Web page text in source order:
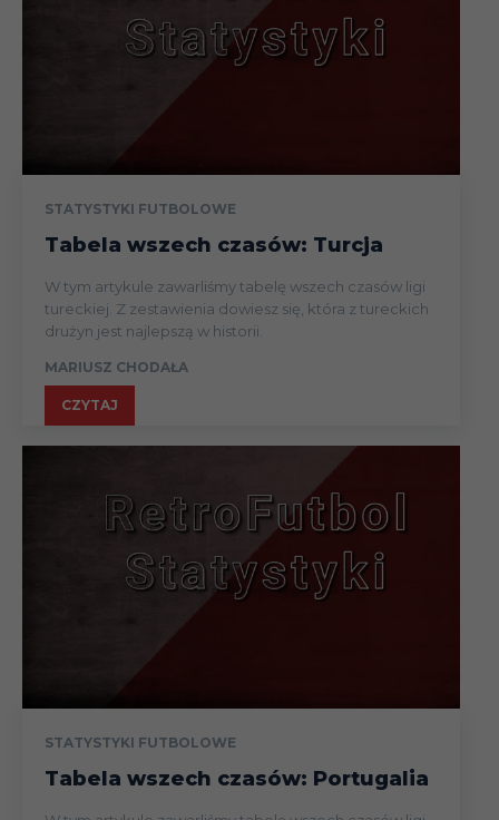
STATYSTYKI FUTBOLOWE
Tabela wszech czasów: Turcja
W tym artykule zawarliśmy tabelę wszech czasów ligi
tureckiej. Z zestawienia dowiesz się, która z tureckich
drużyn jest najlepszą w historii.
MARIUSZ CHODAŁA
CZYTAJ
STATYSTYKI FUTBOLOWE
Tabela wszech czasów: Portugalia